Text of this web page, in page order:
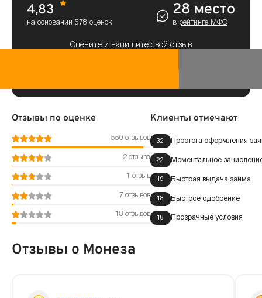
4,83
на основании 578 оценок
28 место
в рейтинге МФО
Оцените и напишите свой отзыв
Отзывы по оценке
550 отзывов
2 отзыва
1 отзыв
7 отзывов
18 отзывов
Клиенты отмечают
32 Простота оформления
22 Моментальное
19 Быстрая выдача займа
18 Быстрое одобрение
18 Прозрачные условия
Отзывы о Монеза